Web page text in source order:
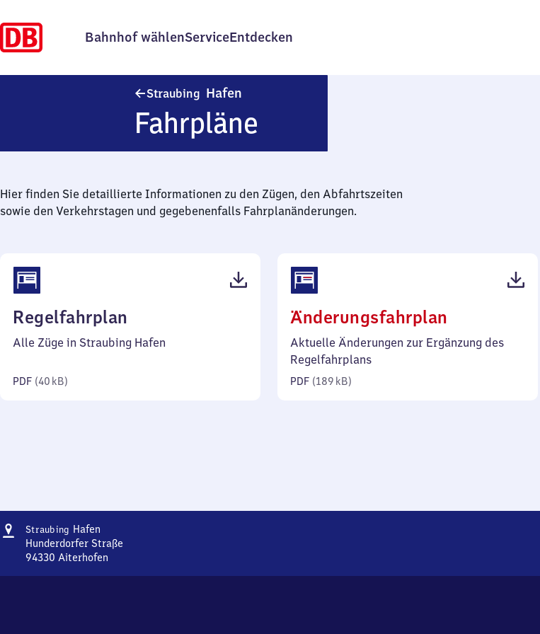
Bahnhof wählenServiceEntdecken
Straubing Hafen
Fahrpläne
Hier finden Sie detaillierte Informationen zu den Zügen, den Abfahrtszeiten
sowie den Verkehrstagen und gegebenenfalls Fahrplanänderungen.
Regelfahrplan
40
Alle Züge in Straubing Hafen
PDF (40 kB)
Änderungsfahrplan
189
Aktuelle Änderungen zur Ergänzung des
Regelfahrplans
PDF (189 kB)
Adresse
Straubing Hafen
Hafen
Hunderdorfer Straße
94330 Aiterhofen